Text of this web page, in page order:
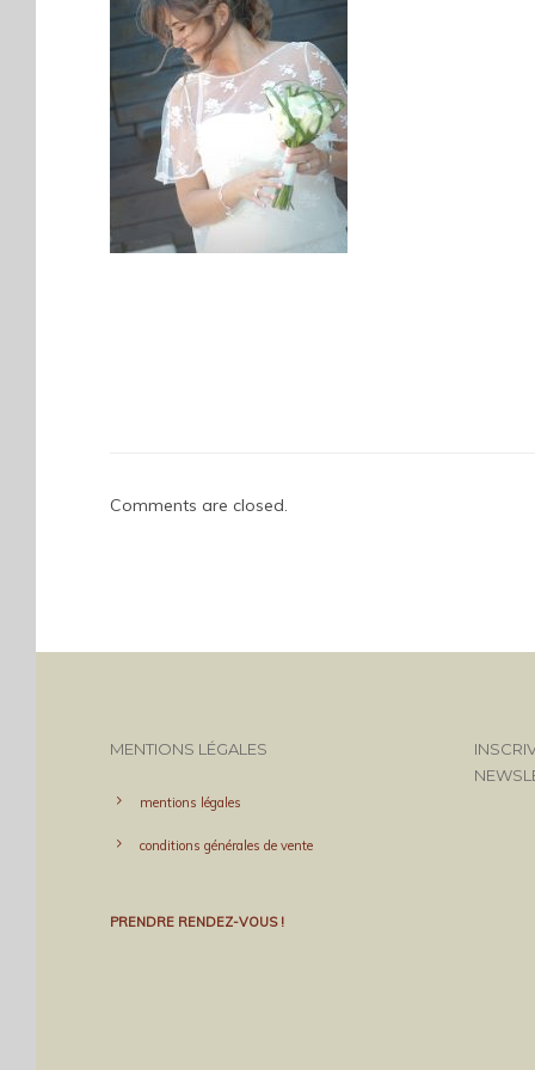
Comments are closed.
MENTIONS LÉGALES
mentions légales
conditions générales de vente
PRENDRE RENDEZ-VOUS !